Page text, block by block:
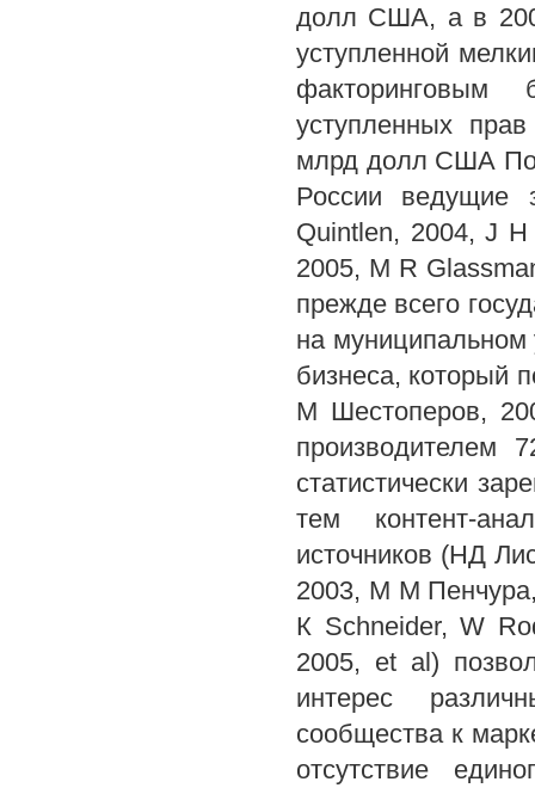
долл США, а в
уступленной
факторинговым
уступленных
млрд долл США
России ведущие
Quintlen, 2004, J
2005, M R
прежде всего
на муниципальном
бизнеса, который
М Шестоперов,
производителем
статистически
тем контент-
источников (НД
2003, М М
К Schneider, W
2005, et al)
интерес
сообщества к
отсутствие